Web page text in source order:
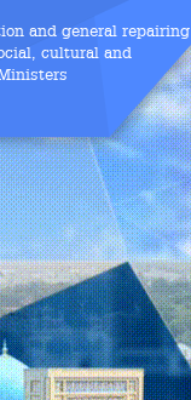
and general repairing
cultural and